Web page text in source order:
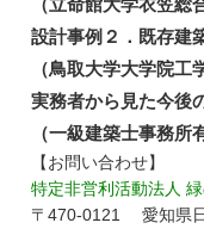
設計事例２．既
（鳥取大学大学院工
実務者から見た今
（一級建築士事務所
【お問い合わせ】
特定非営利活動法人
〒470-0121 愛知県